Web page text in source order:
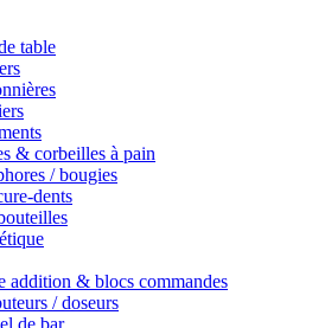
table
& corbeilles à pain
/ bougies
dents
addition & blocs commandes
/ doseurs
de bar